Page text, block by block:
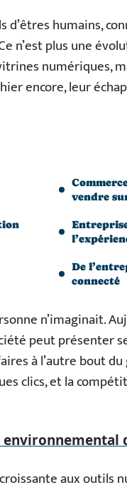
humains,
n’est plus une
numériques,
encore, leur
vendre
De
connecté
n’imaginait.
peut présenter
à l’autre bout du
clics, et la
environnemental
aux outils